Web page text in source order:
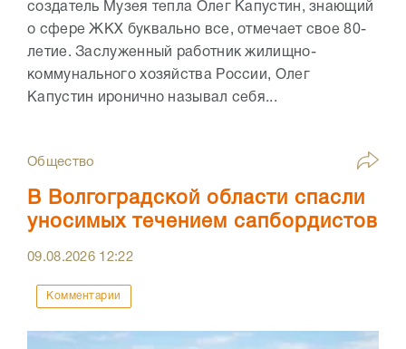
создатель Музея тепла Олег Капустин, знающий
о сфере ЖКХ буквально все, отмечает свое 80-
летие. Заслуженный работник жилищно-
коммунального хозяйства России, Олег
Капустин иронично называл себя...
Общество
В Волгоградской области спасли
уносимых течением сапбордистов
09.08.2026 12:22
Комментарии